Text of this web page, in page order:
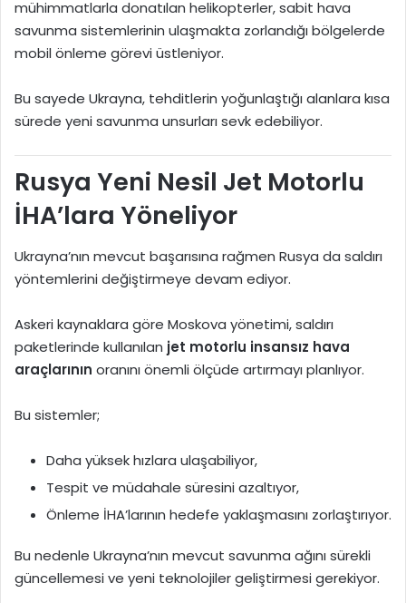
mühimmatlarla donatılan helikopterler, sabit hava
savunma sistemlerinin ulaşmakta zorlandığı bölgelerde
mobil önleme görevi üstleniyor.
Bu sayede Ukrayna, tehditlerin yoğunlaştığı alanlara kısa
sürede yeni savunma unsurları sevk edebiliyor.
Rusya Yeni Nesil Jet Motorlu
İHA’lara Yöneliyor
Ukrayna’nın mevcut başarısına rağmen Rusya da saldırı
yöntemlerini değiştirmeye devam ediyor.
Askeri kaynaklara göre Moskova yönetimi, saldırı
paketlerinde kullanılan jet motorlu insansız hava
araçlarının oranını önemli ölçüde artırmayı planlıyor.
Bu sistemler;
Daha yüksek hızlara ulaşabiliyor,
Tespit ve müdahale süresini azaltıyor,
Önleme İHA’larının hedefe yaklaşmasını zorlaştırıyor.
Bu nedenle Ukrayna’nın mevcut savunma ağını sürekli
güncellemesi ve yeni teknolojiler geliştirmesi gerekiyor.